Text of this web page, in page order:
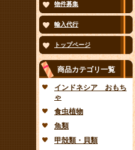
物件募集
輸入代行
トップページ
商品カテゴリ一覧
インドネシア おもち
ゃ
食虫植物
魚類
甲殻類・貝類